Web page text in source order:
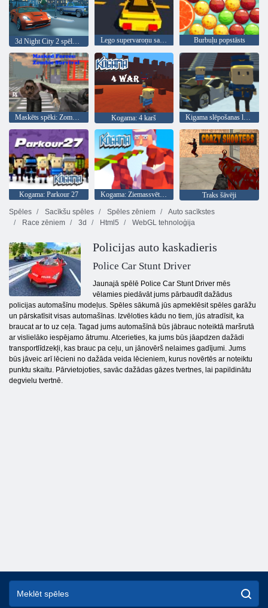
Lego supervaroņu sacīkstes Burbuļu popstāsts
Maskēts spēki: Zombie Survival Kogama: 4 karš Kigama slēpošanas lekt!
Kogama: Parkour 27 Kogama: Ziemassvētku parks
Traks šāvēji
Spēles
Sacīkšu spēles Spēles zēniem
Auto sacīkstes
Race zēniem
3d Html5 WebGL tehnoloģija
Policijas auto kaskadieris
Police Car Stunt Driver
Jaunajā spēlē Police Car Stunt Driver mēs
vēlamies piedāvāt jums pārbaudīt dažādus
policijas automašīnu modeļus. Spēles sākumā jūs apmeklēsit spēles garāžu
un pārskatīsit visas automašīnas. Izvēloties kādu no tiem, jūs atradīsit, ka
braucat ar to uz ceļa. Tagad jums automašīnā būs jābrauc noteiktā maršrutā
ar vislielāko iespējamo ātrumu. Atcerieties, ka jums būs jāapdzen dažādi
transportlīdzekļi, kas brauc pa ceļu, un jānovērš nelaimes gadījumi. Jums
būs jāveic arī lēcieni no dažāda veida lēcieniem, kurus novērtēs ar noteiktu
punktu skaitu. Pārvietojoties, savāc dažādas gāzes tvertnes, lai papildinātu
degvielu tvertnē.